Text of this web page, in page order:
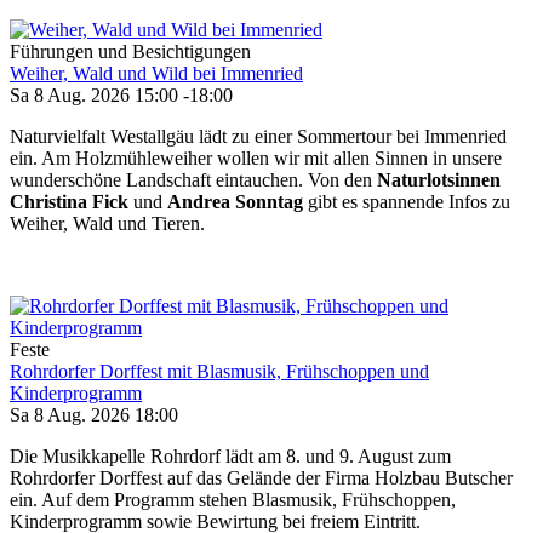
Führungen und Besichtigungen
Weiher, Wald und Wild bei Immenried
Sa 8 Aug. 2026 15:00 -18:00
Naturvielfalt Westallgäu lädt zu einer Sommertour bei Immenried
ein. Am Holzmühleweiher wollen wir mit allen Sinnen in unsere
wunderschöne Landschaft eintauchen. Von den Naturlotsinnen
Christina Fick und Andrea Sonntag gibt es spannende Infos zu
Weiher, Wald und Tieren.
Feste
Rohrdorfer Dorffest mit Blasmusik, Frühschoppen und
Kinderprogramm
Sa 8 Aug. 2026 18:00
Die Musikkapelle Rohrdorf lädt am 8. und 9. August zum
Rohrdorfer Dorffest auf das Gelände der Firma Holzbau Butscher
ein. Auf dem Programm stehen Blasmusik, Frühschoppen,
Kinderprogramm sowie Bewirtung bei freiem Eintritt.